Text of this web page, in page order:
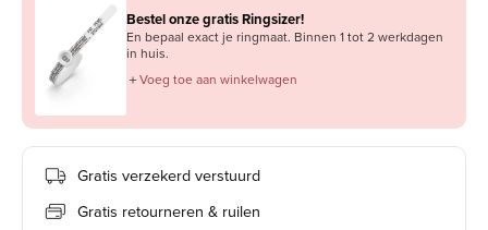
Bestel onze gratis Ringsizer!
En bepaal exact je ringmaat. Binnen 1 tot 2 werkdagen
in huis.
＋Voeg toe aan winkelwagen
Gratis verzekerd verstuurd
Gratis retourneren & ruilen